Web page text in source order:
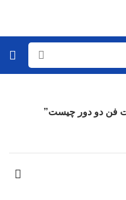
فن دو دور چیست”